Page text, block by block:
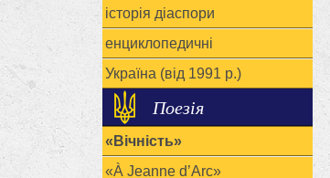
історія діаспори
енциклопедичні
Україна (від 1991 р.)
Поезія
«Вічність»
«À Jeanne d’Arc»